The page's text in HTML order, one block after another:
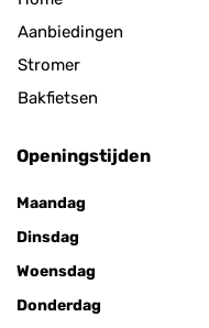
Aanbiedingen
Stromer
Bakfietsen
Openingstijden
Maandag
Dinsdag
Woensdag
Donderdag